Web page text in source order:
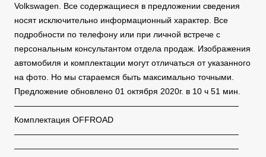
Volkswagen. Все содержащиеся в предложении сведения
носят исключительно информационный характер. Все
подробности по телефону или при личной встрече с
персональным консультантом отдела продаж. Изображения
автомобиля и комплектации могут отличаться от указанного
на фото. Но мы стараемся быть максимально точными.
Предложение обновлено 01 октября 2020г. в 10 ч 51 мин.
———————————————————————————
Комплектация OFFROAD
———————————————————————————
———————————————————————————